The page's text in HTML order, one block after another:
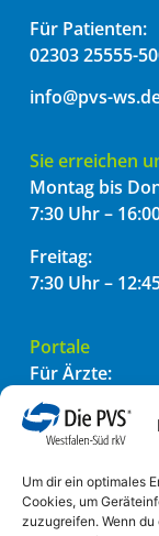
Um dir ein optimales
Cookies, um
zuzugreifen. Wenn
Für Patienten:
02303 25555-
info@pvs-
Sie erreichen
Montag bis
7:30 Uhr –
Freitag:
7:30 Uhr –
Portale
Für Ärzte:
PVSconnect
PADtransfer
Einfach